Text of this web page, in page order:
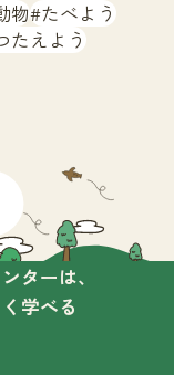
物 たべよう
たえよう
ターは、
学べる